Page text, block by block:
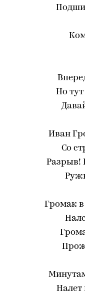
Но
Иван
Со
Разрыв!
Громак
Налет